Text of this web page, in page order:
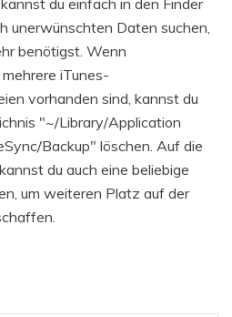
du einfach in den Finder
unerwünschten Daten suchen,
benötigst. Wenn
iTunes-
vorhanden sind, kannst du
"~/Library/Application
Backup" löschen. Auf die
du auch eine beliebige
um weiteren Platz auf der